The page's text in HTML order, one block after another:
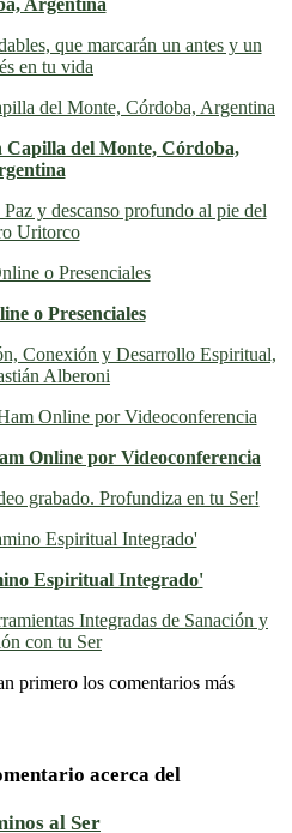
, que marcarán un antes y un
en tu vida
Capilla del Monte, Córdoba,
y descanso profundo al pie del
Uritorco
o Presenciales
Conexión y Desarrollo Espiritual,
Alberoni
Online por Videoconferencia
grabado. Profundiza en tu Ser!
Espiritual Integrado'
Integradas de Sanación y
con tu Ser
Previo
Siguiente
primero los comentarios más
acerca del